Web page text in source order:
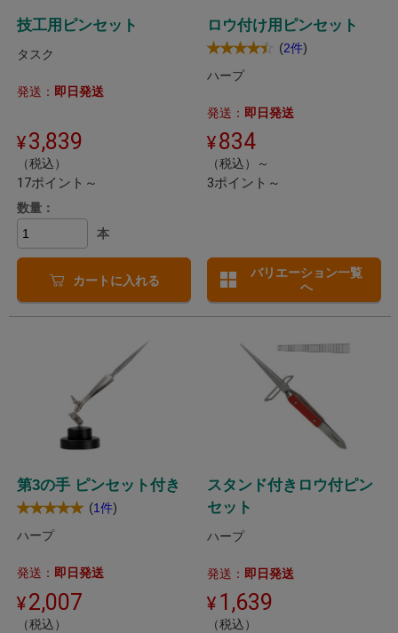
技工用ピンセット
タスク
発送： 即日発送
3,839
（税込）
17ポイント～
数量：
本
カートに入れる
ロウ付け用ピンセット
(2件)
ハープ
発送： 即日発送
834
（税込）～
3ポイント～
バリエーション一覧
へ
第3の手 ピンセット付き
(1件)
ハープ
発送： 即日発送
2,007
（税込）
スタンド付きロウ付ピン
セット
ハープ
発送： 即日発送
1,639
（税込）